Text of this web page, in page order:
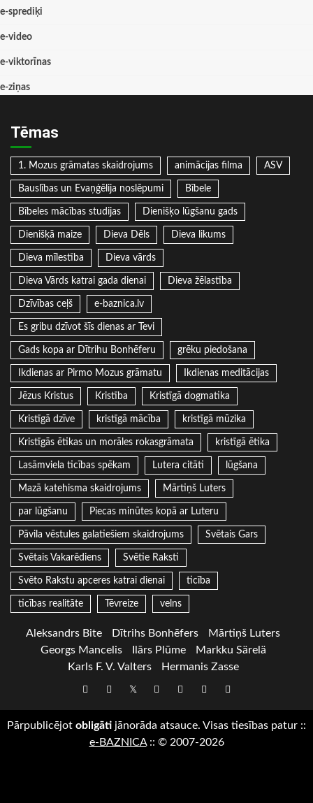
e-sprediķi
e-video
e-viktorīnas
e-ziņas
Tēmas
1. Mozus grāmatas skaidrojums animācijas filma ASV
Bauslības un Evaņģēlija noslēpumi Bībele
Bībeles mācības studijas Dienišķo lūgšanu gads
Dienišķā maize Dieva Dēls Dieva likums
Dieva mīlestība Dieva vārds
Dieva Vārds katrai gada dienai Dieva žēlastība
Dzīvības ceļš e-baznica.lv
Es gribu dzīvot šīs dienas ar Tevi
Gads kopa ar Dītrihu Bonhēferu grēku piedošana
Ikdienas ar Pirmo Mozus grāmatu Ikdienas meditācijas
Jēzus Kristus Kristība Kristīgā dogmatika
Kristīgā dzīve kristīgā mācība kristīgā mūzika
Kristīgās ētikas un morāles rokasgrāmata kristīgā ētika
Lasāmviela ticības spēkam Lutera citāti lūgšana
Mazā katehisma skaidrojums Mārtiņš Luters
par lūgšanu Piecas minūtes kopā ar Luteru
Pāvila vēstules galatiešiem skaidrojums Svētais Gars
Svētais Vakarēdiens Svētie Raksti
Svēto Rakstu apceres katrai dienai ticība
ticības realitāte Tēvreize velns
Aleksandrs Bite Dītrihs Bonhēfers
Mārtiņš Luters
Georgs Mancelis
Ilārs Plūme
Markku Särelä
Karls F. V. Valters
Hermanis Zasse
Draugiem
Facebook
TwitterInstagram
LinkedInwhatsapp
RSS
Pārpublicējot obligāti jānorāda atsauce. Visas tiesības patur ::
e-BAZNICA:: © 2007-2026